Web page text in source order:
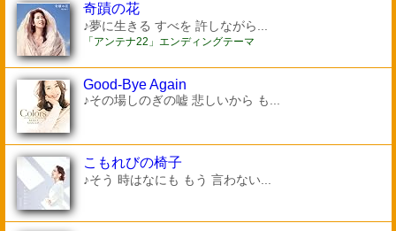
奇蹟の花
♪夢に生きる すべを 許しながら...
「アンテナ22」エンディングテーマ
Good-Bye Again
♪その場しのぎの嘘 悲しいから も...
こもれびの椅子
♪そう 時はなにも もう 言わない...